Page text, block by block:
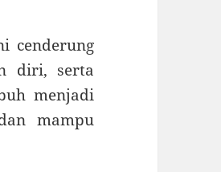
cenderung
diri, serta
menjadi
mampu